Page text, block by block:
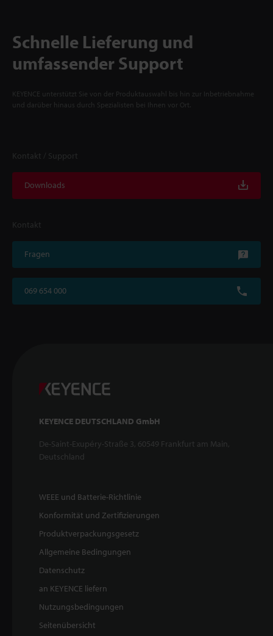
Schnelle Lieferung und
umfassender Support
KEYENCE unterstützt Sie von der Produktauswahl bis hin zur Inbetriebnahme
und darüber hinaus durch Spezialisten bei Ihnen vor Ort.
Kontakt / Support
Downloads
Kontakt
Fragen
069 654 000
KEYENCE DEUTSCHLAND GmbH
De-Saint-Exupéry-Straße 3, 60549 Frankfurt am Main,
Deutschland
WEEE und Batterie-Richtlinie
Konformität und Zertifizierungen
Produktverpackungsgesetz
Allgemeine Bedingungen
Datenschutz
an KEYENCE liefern
Nutzungsbedingungen
Seitenübersicht